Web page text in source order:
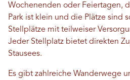
Wochenenden oder Feiertagen,
Park ist klein und die Plätze sind
Stellplätze mit teilweiser
Jeder Stellplatz bietet direkten
Stausees.
Es gibt zahlreiche Wanderwege